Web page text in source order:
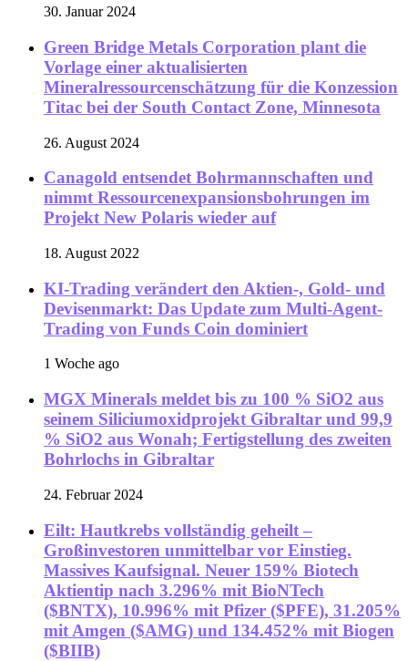
30. Januar 2024
Green Bridge Metals Corporation plant die
Vorlage einer aktualisierten
Mineralressourcenschätzung für die Konzession
Titac bei der South Contact Zone, Minnesota
26. August 2024
Canagold entsendet Bohrmannschaften und
nimmt Ressourcenexpansionsbohrungen im
Projekt New Polaris wieder auf
18. August 2022
KI-Trading verändert den Aktien-, Gold- und
Devisenmarkt: Das Update zum Multi-Agent-
Trading von Funds Coin dominiert
1 Woche ago
MGX Minerals meldet bis zu 100 % SiO2 aus
seinem Siliciumoxidprojekt Gibraltar und 99,9
% SiO2 aus Wonah; Fertigstellung des zweiten
Bohrlochs in Gibraltar
24. Februar 2024
Eilt: Hautkrebs vollständig geheilt –
Großinvestoren unmittelbar vor Einstieg.
Massives Kaufsignal. Neuer 159% Biotech
Aktientip nach 3.296% mit BioNTech
($BNTX), 10.996% mit Pfizer ($PFE), 31.205%
mit Amgen ($AMG) und 134.452% mit Biogen
($BIIB)